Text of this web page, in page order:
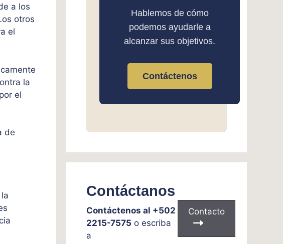
a los
otros
el
la
el
de
Hablemos de cómo
podemos ayudarle a
alcanzar sus objetivos.
Contáctenos
Contáctanos
Contáctenos al +502
2215-7575 o escriba
a
Contacto